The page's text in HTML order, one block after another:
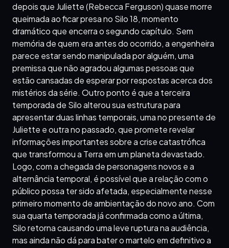
depois que Juliette (Rebecca Ferguson) quase morre
queimada ao ficar presa no Silo 18, momento
dramático que encerra o segundo capítulo. Sem
memória de quem era antes do ocorrido, a engenheira
parece estar sendo manipulada por alguém, uma
premissa que não agradou algumas pessoas que
estão cansadas de esperar por respostas acerca dos
mistérios da série. Outro ponto é que a terceira
temporada de Silo alterou sua estrutura para
apresentar duas linhas temporais, uma no presente de
Juliette e outra no passado, que promete revelar
informações importantes sobre a crise catastrófica
que transformou a Terra em um planeta devastado.
Logo, com a chegada de personagens novos e a
alternância temporal, é possível que a relação com o
público possa ter sido afetada, especialmente nesse
primeiro momento de ambientação do novo ano. Com
sua quarta temporada já confirmada como a última,
Silo retorna causando uma leve ruptura na audiência,
mas ainda não dá para bater o martelo em definitivo a